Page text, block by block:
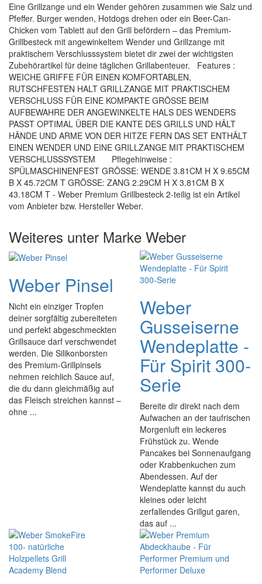
Eine Grillzange und ein Wender gehören zusammen wie Salz und
Pfeffer. Burger wenden, Hotdogs drehen oder ein Beer-Can-
Chicken vom Tablett auf den Grill befördern – das Premium-
Grillbesteck mit angewinkeltem Wender und Grillzange mit
praktischem Verschlusssystem bietet dir zwei der wichtigsten
Zubehörartikel für deine täglichen Grillabenteuer. Features :
WEICHE GRIFFE FÜR EINEN KOMFORTABLEN,
RUTSCHFESTEN HALT GRILLZANGE MIT PRAKTISCHEM
VERSCHLUSS FÜR EINE KOMPAKTE GRÖSSE BEIM
AUFBEWAHRE DER ANGEWINKELTE HALS DES WENDERS
PASST OPTIMAL ÜBER DIE KANTE DES GRILLS UND HÄLT
HÄNDE UND ARME VON DER HITZE FERN DAS SET ENTHÄLT
EINEN WENDER UND EINE GRILLZANGE MIT PRAKTISCHEM
VERSCHLUSSSYSTEM Pflegehinweise :
SPÜLMASCHINENFEST GRÖSSE: WENDE 3.81CM H X 9.65CM
B X 45.72CM T GRÖSSE: ZANG 2.29CM H X 3.81CM B X
43.18CM T - Weber Premium Grillbesteck 2-teilig ist ein Artikel
vom Anbieter bzw. Hersteller Weber.
Weiteres unter Marke Weber
Weber Pinsel
Nicht ein einziger Tropfen
deiner sorgfältig zubereiteten
und perfekt abgeschmeckten
Grillsauce darf verschwendet
werden. Die Silikonborsten
des Premium-Grillpinsels
nehmen reichlich Sauce auf,
die du dann gleichmäßig auf
das Fleisch streichen kannst –
ohne ...
Weber
Gusseiserne
Wendeplatte -
Für Spirit 300-
Serie
Bereite dir direkt nach dem
Aufwachen an der taufrischen
Morgenluft ein leckeres
Frühstück zu. Wende
Pancakes bei Sonnenaufgang
oder Krabbenkuchen zum
Abendessen. Auf der
Wendeplatte kannst du auch
kleines oder leicht
zerfallendes Grillgut garen,
das auf ...